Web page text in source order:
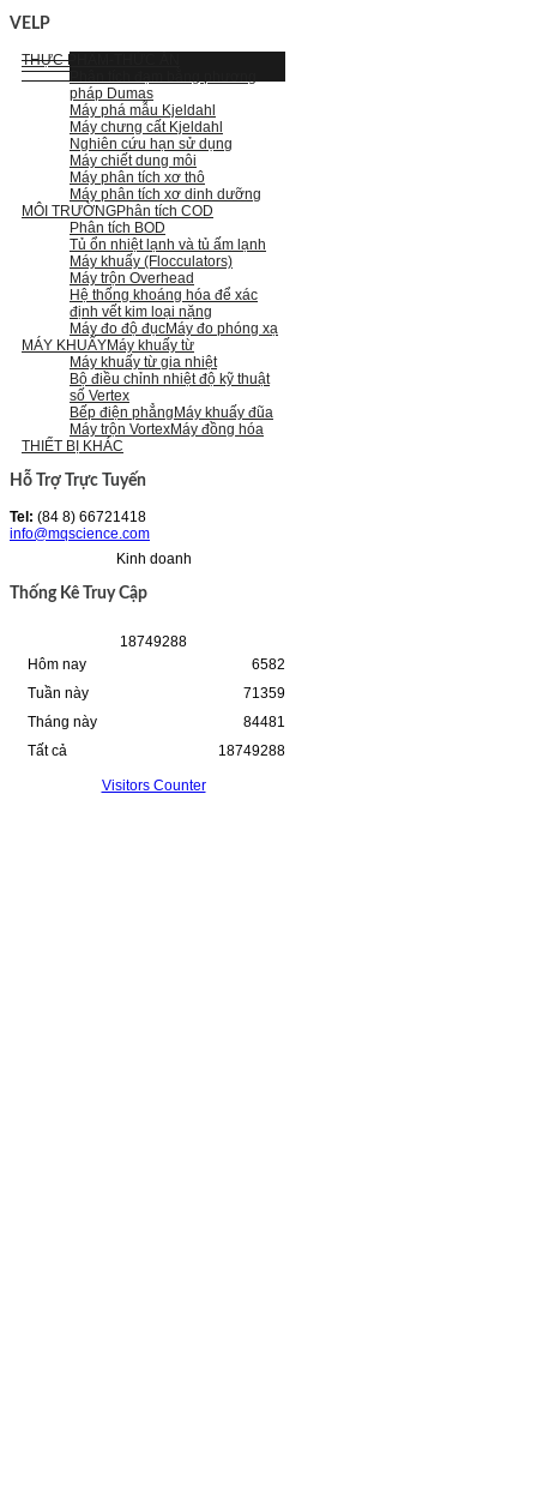
VELP
THỰC PHẨM-THỨC ĂN
pháp Dumas
Máy phá mẫu Kjeldahl
Máy chưng cất Kjeldahl
Nghiên cứu hạn sử dụng
Máy chiết dung môi
Máy phân tích xơ thô
Máy phân tích xơ dinh dưỡng
MÔI TRƯỜNGPhân tích COD
Phân tích BOD
Tủ ổn nhiệt lạnh và tủ ấm lạnh
Máy khuấy (Flocculators)
Máy trộn Overhead
Hệ thống khoáng hóa để xác
định vết kim loại nặng
Máy đo độ đụcMáy đo phóng xạ
MÁY KHUẤYMáy khuấy từ
Máy khuấy từ gia nhiệt
Bộ điều chỉnh nhiệt độ kỹ thuật
số Vertex
Bếp điện phẳng Máy khuấy đũa
Máy trộn VortexMáy đồng hóa
THIẾT BỊ KHÁC
Hỗ Trợ Trực Tuyến
Tel: (84 8) 66721418
info@mqscience.com
Kinh doanh
Thống Kê Truy Cập
18749288
Hôm nay
Tuần này
Tháng này
Tất cả
6582
71359
84481
18749288
Visitors Counter